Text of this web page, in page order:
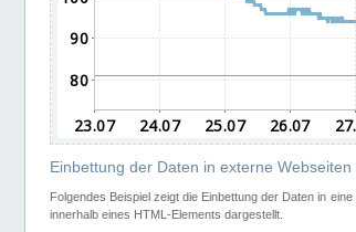
Einbettung der Daten in externe
Folgendes Beispiel zeigt die Einbettung der Daten in
innerhalb eines HTML-Elements dargestellt.